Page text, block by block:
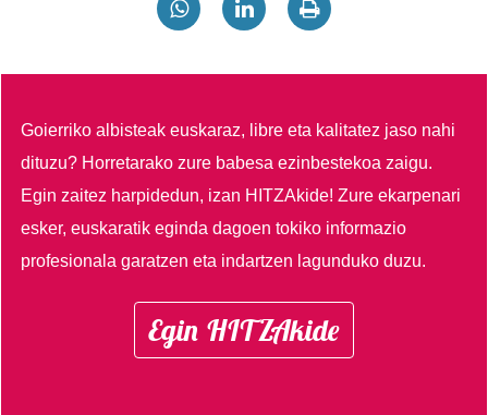
Goierriko albisteak euskaraz, libre eta kalitatez jaso nahi
dituzu? Horretarako zure babesa ezinbestekoa zaigu.
Egin zaitez harpidedun, izan HITZAkide!Zure ekarpenari
esker, euskaratik eginda dagoen tokiko informazio
profesionala garatzen eta indartzen lagunduko duzu.
Egin HITZAkide